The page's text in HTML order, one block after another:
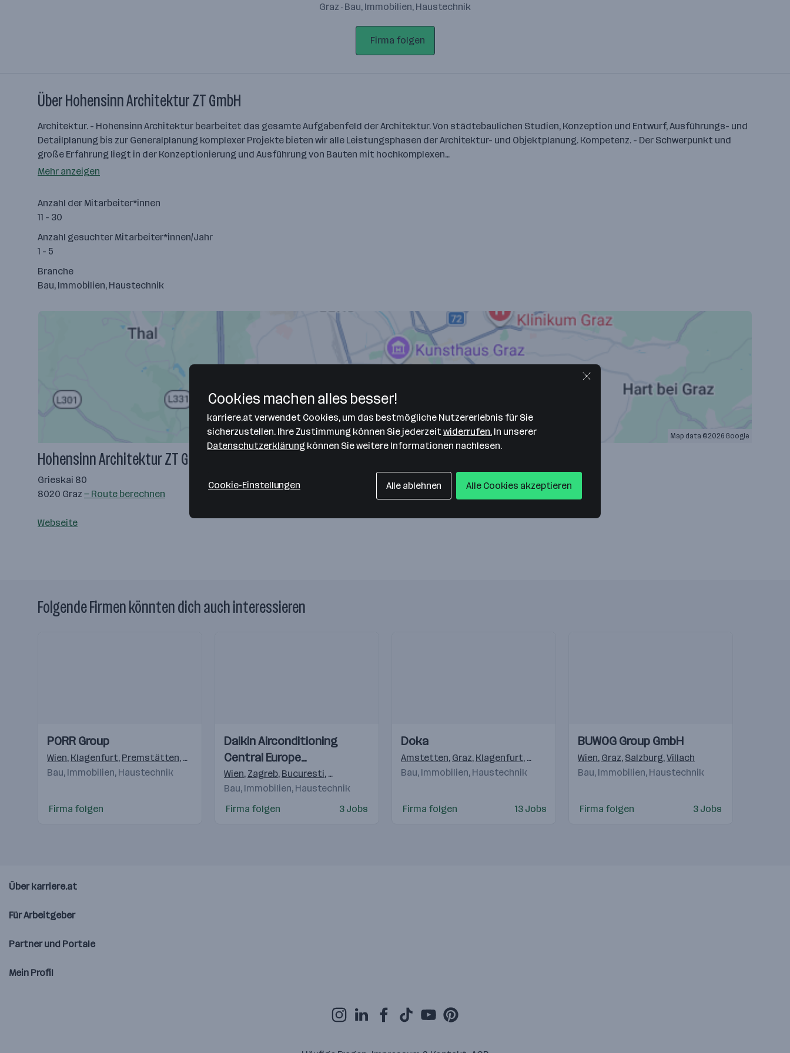
Graz · Bau, Immobilien, Haustechnik
Firma folgen
Über Hohensinn Architektur ZT GmbH
Architektur. - Hohensinn Architektur bearbeitet das gesamte Aufgabenfeld der Architektur. Von städtebaulichen Studien, Konzeption und Entwurf, Ausführungs- und
Detailplanung bis zur Generalplanung komplexer Projekte bieten wir alle Leistungsphasen der Architektur- und Objektplanung. Kompetenz. - Der Schwerpunkt und
große Erfahrung liegt in der Konzeptionierung und Ausführung von Bauten mit hochkomplexen…
Mehr anzeigen
Anzahl der Mitarbeiter*innen
11 - 30
Anzahl gesuchter Mitarbeiter*innen/Jahr
1 - 5
Branche
Bau, Immobilien, Haustechnik
Map data ©2026 Google
Hohensinn Architektur ZT GmbH
Grieskai 80
8020 Graz — Route berechnen
Webseite
Folgende Firmen könnten dich auch interessieren
Videos
Einblicke
Einblicke
PORR Group
Wien, Klagenfurt, Premstätten, Salzburg Pölten,Linz,Kematen
Bau, Immobilien, Haustechnik
Firma folgen
Videos
Einblicke
Einblicke
Daikin Airconditioning
Central Europe
HandelsgmbH
Wien, Zagreb, Bucuresti, Budapest Praha 4-Michle,Bratislava,Warschau
Beograd
Bau, Immobilien, Haustechnik
Firma folgen
3 Jobs
Videos
Einblicke
Einblicke
Doka
Amstetten, Graz, Klagenfurt, Marchtrenk ,Thalgau,Inzing,Stetten
Bau, Immobilien, Haustechnik
Firma folgen 13 Jobs
Videos
Einblicke
Einblicke
BUWOG Group GmbH
Wien, Graz, Salzburg,Villach
Bau, Immobilien, Haustechnik
Firma folgen 3 Jobs
Über karriere.at
Für Arbeitgeber
Partner und Portale
Mein Profil
Cookies machen alles besser!
karriere.at verwendet Cookies, um das bestmögliche Nutzererlebnis für Sie
sicherzustellen. Ihre Zustimmung können Sie jederzeitwiderrufen. In unserer
Datenschutzerklärung können Sie weitere Informationen nachlesen.
Cookie-Einstellungen Alle ablehnen Alle Cookies akzeptieren